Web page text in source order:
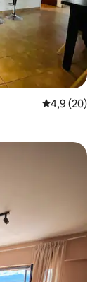
Średnia
4,9 (20)